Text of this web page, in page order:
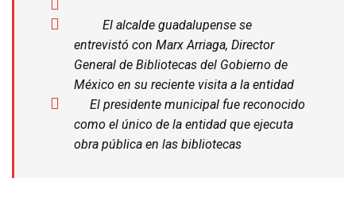
El alcalde guadalupense se
entrevistó con Marx Arriaga, Director
General de Bibliotecas del Gobierno de
México en su reciente visita a la entidad
El presidente municipal fue reconocido
como el único de la entidad que ejecuta
obra pública en las bibliotecas